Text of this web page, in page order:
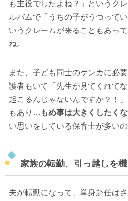
も主役でしたよね？」というク
ルバムで「うちの子がうつって
いうクレームが来ることもあっ
ね。
また、子ども同士のケンカに必
護者もいて「先生が見てくれて
起こるんじゃないんですか？！
もあり… もめ事は大きくしたく
い思いをしている保育士が多い
家族の転勤、引っ越しを
夫が転勤になって、単身赴任は